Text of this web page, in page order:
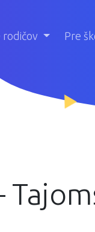
rodičov Pre